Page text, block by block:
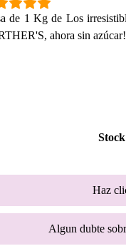
de 1 Kg de Los
ahora sin
Haz
Algun dubte